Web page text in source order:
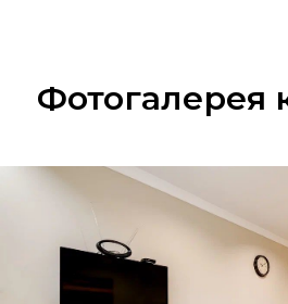
Фотогалерея